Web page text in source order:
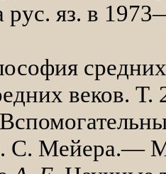
яз. в
веков.
С. Мейера.—